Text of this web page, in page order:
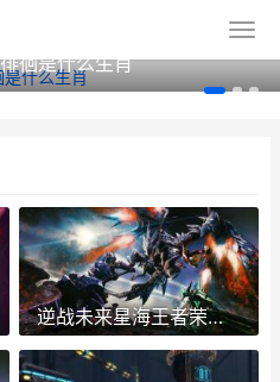
徊是什么生肖
逆战未来星海王者荣耀插件搭配推荐 逆战十周年星海之匙怎么使用